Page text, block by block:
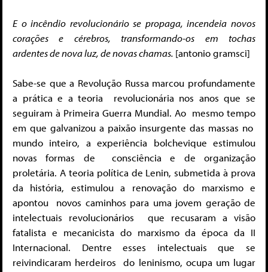
E o incêndio revolucionário se propaga,incendeia novos
corações e cérebros, transformando-os em tochas
ardentesde nova luz, de novas chamas. [antonio gramsci]
Sabe-se que a Revolução Russa marcou profundamente
a prática e a teoria revolucionária nos anos que se
seguiram à Primeira Guerra Mundial. Ao mesmo tempo
em que galvanizou a paixão insurgente das massas no
mundo inteiro, a experiência bolchevique estimulou
novas formas deconsciência e de organização
proletária. A teoria política de Lenin, submetida à prova
da história, estimulou a renovação do marxismo e
apontou novos caminhos para uma jovem geração de
intelectuais revolucionários que recusaram a visão
fatalista e mecanicista do marxismo da época da II
Internacional. Dentre esses intelectuais que se
reivindicaram herdeiros do leninismo, ocupa um lugar